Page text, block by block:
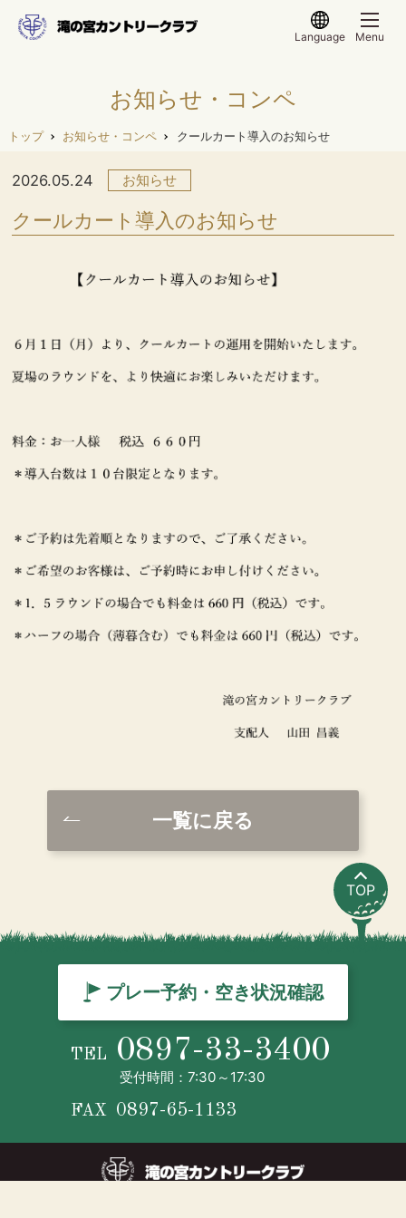
Menu
Language
お知らせ・コンペ
トップ お知らせ・コンペ クールカート導入のお知らせ
2026.05.24 お知らせ
クールカート導入のお知らせ
一覧に戻る
TOP
プレー予約・空き状況確認
TEL 0897-33-3400
受付時間：7:30～17:30
FAX 0897-65-1133